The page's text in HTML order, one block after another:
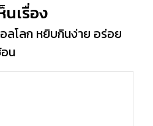
เรื่อง
ลโลก หยิบกินง่าย อร่อย
น